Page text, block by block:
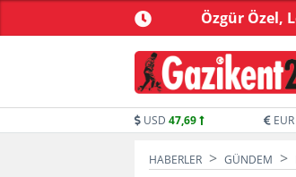
arasında 'Mekke
imzalandı
Özgür Özel,
USD 47,69 EUR
HABERLER GÜNDEM